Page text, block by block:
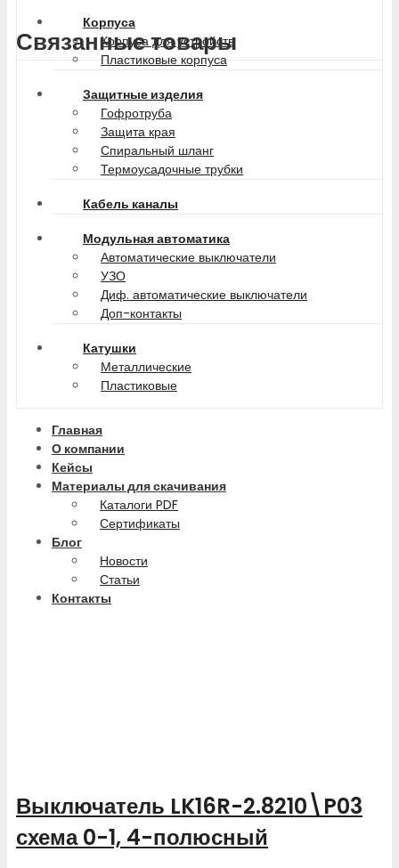
Корпуса
Корпуса для устройств
Пластиковые корпуса
Защитные изделия
Гофротруба
Защита края
Спиральный шланг
Термоусадочные трубки
Кабель каналы
Модульная автоматика
Автоматические выключатели
УЗО
Диф. автоматические выключатели
Доп-контакты
Катушки
Металлические
Пластиковые
Главная
О компании
Кейсы
Материалы для скачивания
Каталоги PDF
Сертификаты
Блог
Новости
Статьи
Контакты
Связанные товары
Выключатель LK16R-2.8210\P03
схема 0-1, 4-полюсный